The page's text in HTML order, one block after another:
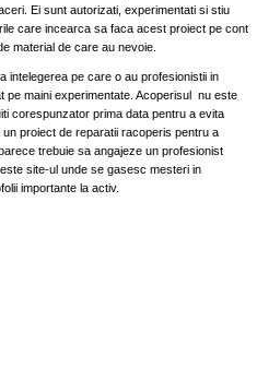
Ei sunt autorizati, experimentati si stiu
care incearca sa faca acest proiect pe cont
material de care au nevoie.
intelegerea pe care o au profesionistii in
pe maini experimentate. Acoperisul nu este
corespunzator prima data pentru a evita
proiect de reparatii racoperis pentru a
trebuie sa angajeze un profesionist
site-ul unde se gasesc mesteri in
importante la activ.